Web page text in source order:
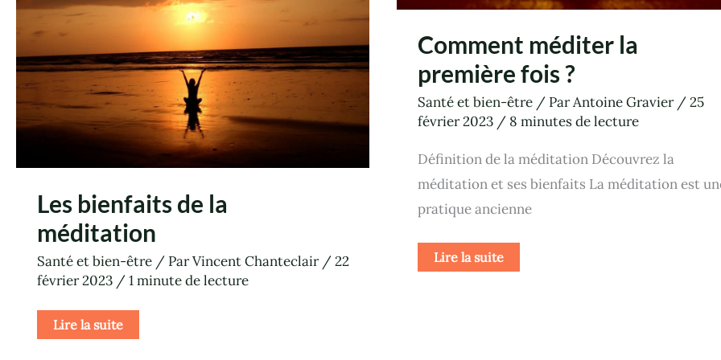
Comment méditer la
première fois ?
Santé et bien-être/ ParAntoine Gravier /25
février 2023 / 8 minutes de lecture
Définition de la méditation Découvrez la
méditation et ses bienfaits La méditation est
pratique ancienne
Lire la suite
Les bienfaits de la
méditation
Santé et bien-être/ ParVincent Chanteclair /22
février 2023 /1 minute de lecture
Lire la suite